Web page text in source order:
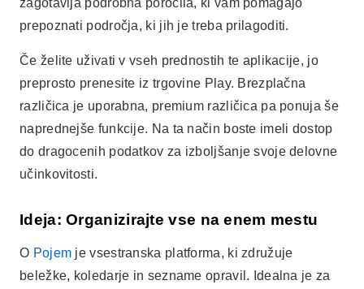
zagotavlja podrobna poročila, ki vam pomagajo
prepoznati področja, ki jih je treba prilagoditi.
Če želite uživati v vseh prednostih te aplikacije, jo
preprosto prenesite iz trgovine Play. Brezplačna
različica je uporabna, premium različica pa ponuja še
naprednejše funkcije. Na ta način boste imeli dostop
do dragocenih podatkov za izboljšanje svoje delovne
učinkovitosti.
Ideja: Organizirajte vse na enem mestu
O Pojem je vsestranska platforma, ki združuje
beležke, koledarje in sezname opravil. Idealna je za